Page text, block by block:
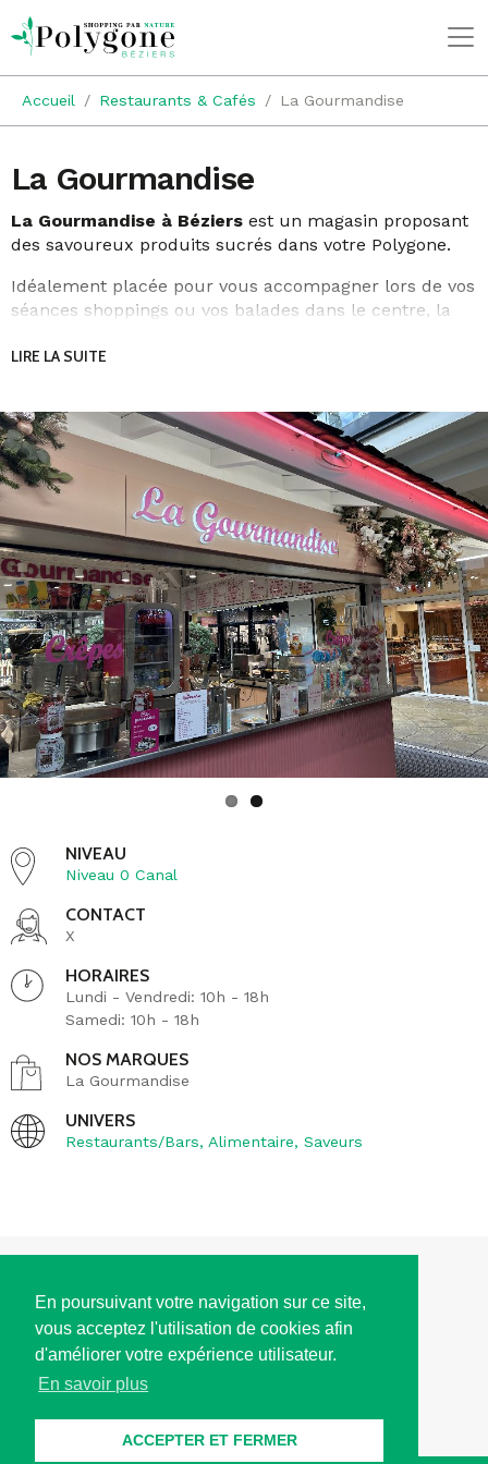
En poursuivant votre navigation sur ce site,
vous acceptez l'utilisation de cookies afin
d'améliorer votre expérience utilisateur.
En savoir plus
ACCEPTER ET FERMER
Accueil Restaurants & Cafés La Gourmandise
La Gourmandise
La Gourmandise à Béziers est un magasin proposant
des savoureux produits sucrés dans votre Polygone.
Idéalement placée pour vous accompagner lors de vos
séances shoppings ou vos balades dans le centre, la
une petite pause improvisée.
en-cas sucré ? Venez succomber à la tentation dans
votre magasin La Gourmandise qui vous propose un
large panel d'articles plus délicieux les uns que les
autres.
Venez-vous faire plaisir en savourant une délicieuse
gaufre ou une crêpe toute chaude réalisée devant vos
yeux. Côté garniture, faites-vous plaisir, nous avons à
la carte de quoi satisfaire votre créativité.
Pour ceux ayant une âme d'enfant, pommes d'amour
et autres sucreries vous attendent à La Gourmandise!
La pause s’annonce courte ? Faites-nous confiance
pour vous servir en quelques instants et combler votre
petit creux.
LIRE LA SUITE
NIVEAU
Niveau 0 Canal
CONTACT
X
HORAIRES
Lundi - Vendredi: 10h - 18h
Samedi: 10h - 18h
NOS MARQUES
La Gourmandise
UNIVERS
Restaurants/Bars, Alimentaire, Saveurs
ACCÈS
HORAIRES D'OUVERTURE